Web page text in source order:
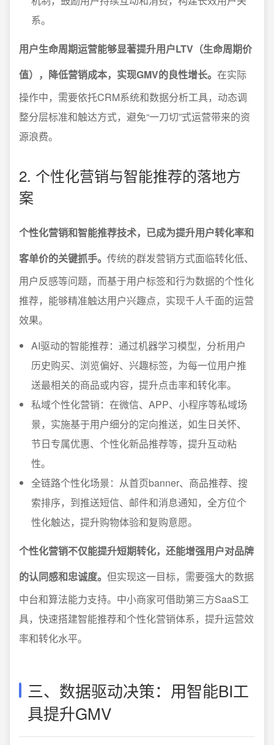
系。
用户生命周期运营能够显著提升用户LTV（生命周期价
值），降低营销成本，实现GMV的良性增长。 在实际
操作中，需要依托CRM系统和数据分析工具，动态调
整分层标准和触达方式，避免“一刀切”式运营带来的资
源浪费。
2. 个性化营销与智能推荐的落地方
案
个性化营销和智能推荐技术，已成为提升用户转化率和
客单价的关键抓手。 传统的群发营销方式面临转化低、
用户反感等问题，而基于用户标签和行为数据的个性化
推荐，能够精准触达用户兴趣点，实现千人千面的运营
效果。
AI驱动的智能推荐：通过机器学习模型，分析用户
历史购买、浏览偏好、兴趣标签，为每一位用户推
送最相关的商品或内容，提升点击率和转化率。
私域个性化营销：在微信、APP、小程序等私域场
景，实施基于用户细分的定向推送，如生日关怀、
节日专属优惠、个性化新品推荐等，提升互动粘
性。
全链路个性化场景：从首页banner、商品推荐、搜
索排序，到推送短信、邮件和消息通知，全方位个
性化触达，提升购物体验和复购意愿。
个性化营销不仅能提升短期转化，还能增强用户对品牌
的认同感和忠诚度。 但实现这一目标，需要强大的数据
中台和算法能力支持。中小商家可借助第三方SaaS工
具，快速搭建智能推荐和个性化营销体系，提升运营效
率和转化水平。
三、数据驱动决策：用智能BI工
具提升GMV